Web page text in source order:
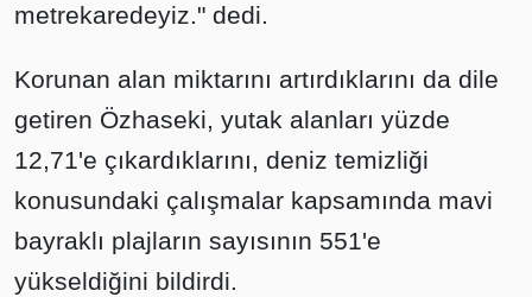
metrekaredeyiz." dedi.
Korunan alan miktarını artırdıklarını da dile
getiren Özhaseki, yutak alanları yüzde
12,71'e çıkardıklarını, deniz temizliği
konusundaki çalışmalar kapsamında mavi
bayraklı plajların sayısının 551'e
yükseldiğini bildirdi.